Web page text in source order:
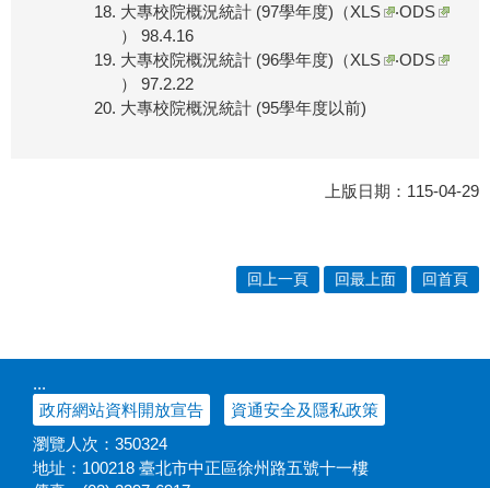
大專校院概況統計 (97學年度)（XLS ‧ODS
） 98.4.16
大專校院概況統計 (96學年度)（XLS ‧ODS
） 97.2.22
大專校院概況統計 (95學年度以前)
上版日期：115-04-29
回上一頁 回最上面 回首頁
:::
政府網站資料開放宣告
資通安全及隱私政策
瀏覽人次： 350324
地址：100218 臺北市中正區徐州路五號十一樓